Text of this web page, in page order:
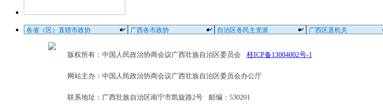
版权所有：中国人民政治协商会议广西壮族自治区委员会 桂ICP备13004002号-1
网站主办：中国人民政治协商会议广西壮族自治区委员会办公厅
联系地址：广西壮族自治区南宁市凯旋路2号 邮编：530201